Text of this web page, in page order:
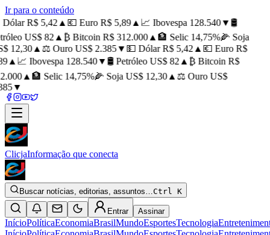
Ir para o conteúdo
R$ 5,42▲💶 Euro R$ 5,89▲📈 Ibovespa 128.540▼🛢️
US$ 82▲₿ Bitcoin R$ 312.000▲🏦 Selic 14,75%🌽 Soja
12,30▲⚖️ Ouro US$ 2.385▼💵 Dólar R$ 5,42▲💶 Euro R$
▲📈 Ibovespa 128.540▼🛢️ Petróleo US$ 82▲₿ Bitcoin R$
▲🏦 Selic 14,75%🌽 Soja US$ 12,30▲⚖️ Ouro US$
▼
ClicjaInformação que conecta
Buscar notícias, editorias, assuntos…Ctrl K
Entrar Assinar
InícioPolíticaEconomiaBrasilMundoEsportesTecnologia